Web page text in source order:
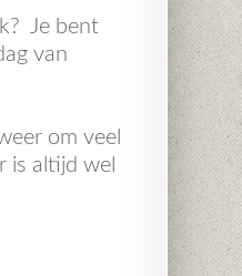
Je bent
van
om veel
is altijd wel